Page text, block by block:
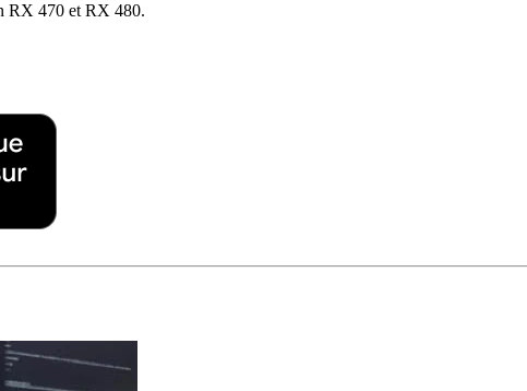
RX 470 et RX 480.